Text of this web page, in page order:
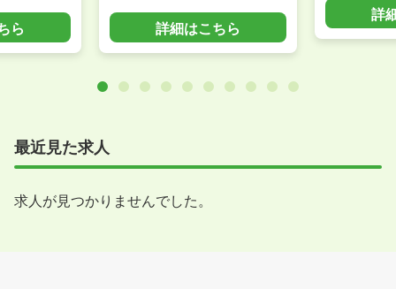
ら 詳細はこちら
詳
最近見た求人
求人が見つかりませんでした。